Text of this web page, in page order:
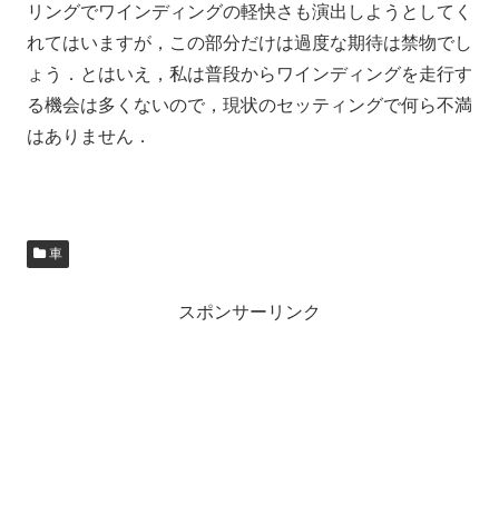
リングでワインディングの軽快さも演出しようとしてく
れてはいますが，この部分だけは過度な期待は禁物でし
ょう．とはいえ，私は普段からワインディングを走行す
る機会は多くないので，現状のセッティングで何ら不満
はありません．
車
スポンサーリンク